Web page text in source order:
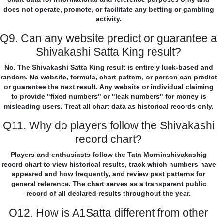
does not operate, promote, or facilitate any betting or gambling
activity.
Q9. Can any website predict or guarantee a
Shivakashi Satta King result?
No. The Shivakashi Satta King result is entirely luck-based and
random. No website, formula, chart pattern, or person can predict
or guarantee the next result. Any website or individual claiming
to provide "fixed numbers" or "leak numbers" for money is
misleading users. Treat all chart data as historical records only.
Q11. Why do players follow the Shivakashi
record chart?
Players and enthusiasts follow the Tata Morninshivakashig
record chart to view historical results, track which numbers have
appeared and how frequently, and review past patterns for
general reference. The chart serves as a transparent public
record of all declared results throughout the year.
Q12. How is A1Satta different from other